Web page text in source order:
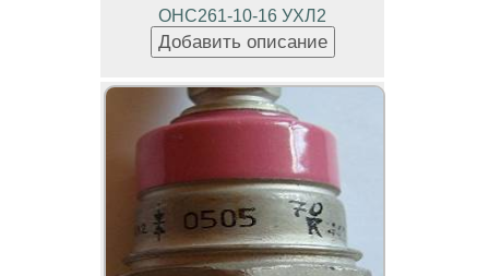
ОНС261-10-16 УХЛ2